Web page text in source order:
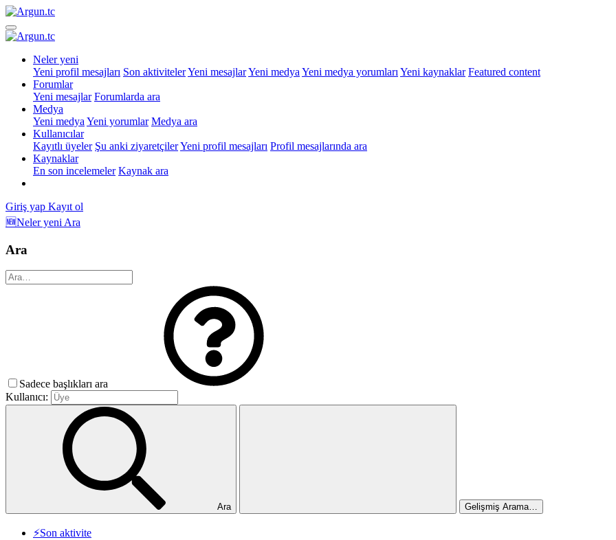
Neler yeni
Yeni profil mesajları Son aktivitelerYeni mesajlarYeni medya Yeni medya yorumları Yeni kaynaklar Featured content
Forumlar
Yeni mesajlar Forumlarda ara
Medya
Yeni medya Yeni yorumlar Medya ara
Kullanıcılar
Kayıtlı üyeler Şu anki ziyaretçilerYeni profil mesajları Profil mesajlarında ara
Kaynaklar
En son incelemeler Kaynak ara
Giriş yap Kayıt ol
🆕Neler yeni Ara
Ara
Sadece başlıkları ara
Kullanıcı:
Ara Gelişmiş Arama…
⚡Son aktivite